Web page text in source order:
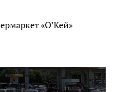
«О’Кей»